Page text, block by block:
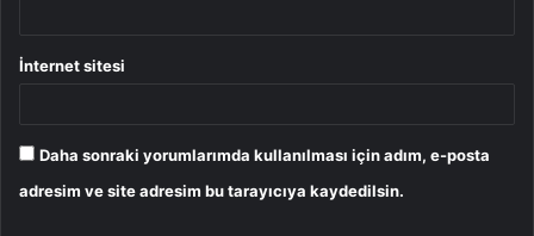
İnternet sitesi
Daha sonraki yorumlarımda kullanılması için adım, e-posta
adresim ve site adresim bu tarayıcıya kaydedilsin.